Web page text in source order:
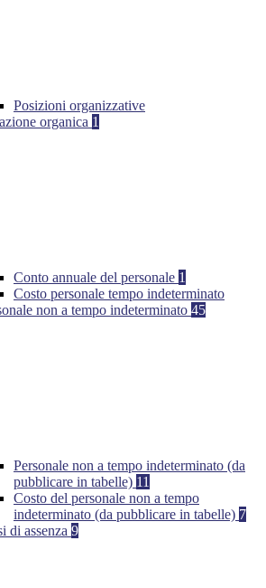
Posizioni organizzative
organica 1
Conto annuale del personale 1
Costo personale tempo indeterminato
non a tempo indeterminato 45
Personale non a tempo indeterminato (da
pubblicare in tabelle) 11
Costo del personale non a tempo
indeterminato (da pubblicare in tabelle) 7
di assenza 9